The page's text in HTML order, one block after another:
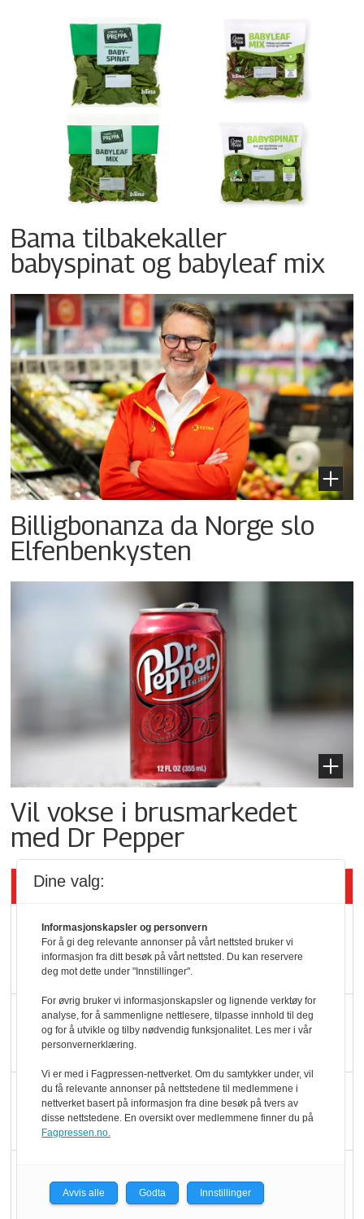
Bama tilbakekaller
babyspinat og babyleaf mix
Billigbonanza da Norge slo
Elfenbenkysten
Vil vokse i brusmarkedet
med Dr Pepper
Siste artikler - KBS
Mat er viktigere enn
pris når elbilister
velger ladestopp
Ti bensinstasjoner
legger ned hver måned
Potetball, kylling og 98
oktan
KBS-bransjen i
endring: Stadig større
Dine valg:
Informasjonskapsler og personvern
For å gi deg relevante annonser på vårt nettsted bruker vi
informasjon fra ditt besøk på vårt nettsted. Du kan reservere
deg mot dette under "Innstillinger".
For øvrig bruker vi informasjonskapsler og lignende verktøy for
analyse, for å sammenligne nettlesere, tilpasse innhold til deg
og for å utvikle og tilby nødvendig funksjonalitet. Les mer i vår
personvernerklæring.
Vi er med i Fagpressen-nettverket. Om du samtykker under, vil
du få relevante annonser på nettstedene til medlemmene i
nettverket basert på informasjon fra dine besøk på tvers av
disse nettstedene. En oversikt over medlemmene finner du på
Fagpressen.no.
Avvis alle Godta Innstillinger